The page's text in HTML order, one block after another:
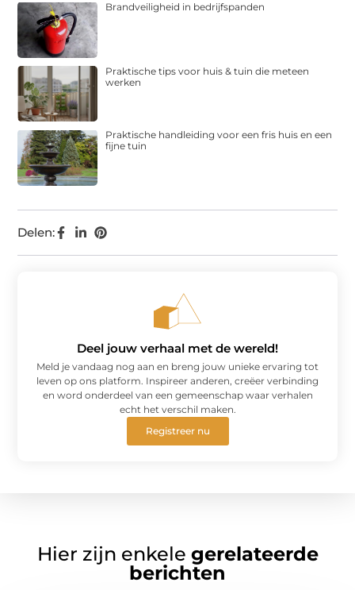
Delen:
Brandveiligheid in bedrijfspanden
Praktische tips voor huis & tuin die meteen
werken
Praktische handleiding voor een fris huis en een
fijne tuin
Deel jouw verhaal met de wereld!
Meld je vandaag nog aan en breng jouw unieke ervaring tot
leven op ons platform. Inspireer anderen, creëer verbinding
en word onderdeel van een gemeenschap waar verhalen
echt het verschil maken.
Registreer nu
Hier zijn enkele gerelateerde
berichten